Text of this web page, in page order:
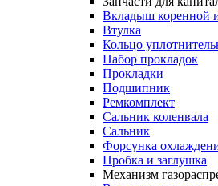
Вкладыш коренной
Втулка
Кольцо
Набор прокладок
Прокладки
Подшипник
Ремкомплект
Сальник коленвала
Сальник
Форсунка
Пробка и заглушка
Механизм